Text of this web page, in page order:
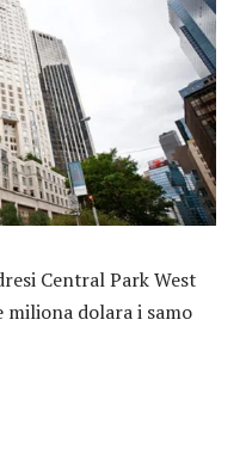
Central Park West
miliona dolara i samo